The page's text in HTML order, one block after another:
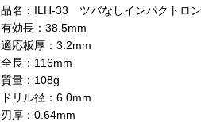
品名：ILH-33 ツバなしインパクトロ
有効長：38.5mm
適応板厚：3.2mm
全長：116mm
質量：108g
ドリル径：6.0mm
刃厚：0.64mm